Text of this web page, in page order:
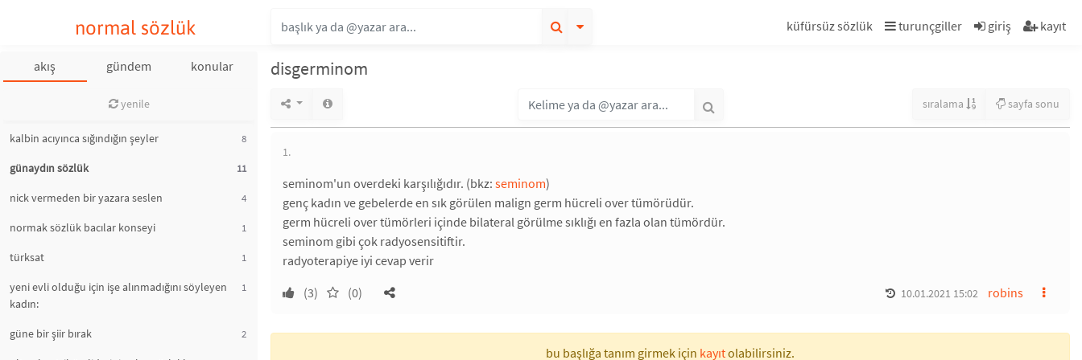
normal sözlük küfürsüz sözlük turunçgiller giriş kayıt
akış gündem konular
yenile
kalbin acıyınca sığındığın şeyler 8
günaydın sözlük 11
nick vermeden bir yazara seslen 4
normak sözlük bacılar konseyi 1
türksat 1
yeni evli olduğu için işe alınmadığını söyleyen
kadın:
1
güne bir şiir bırak 2
disgerminom
sıralama sayfa sonu
1.
seminom'un overdeki karşılığıdır. (bkz: seminom)
genç kadın ve gebelerde en sık görülen malign germ hücreli over tümörüdür.
germ hücreli over tümörleri içinde bilateral görülme sıklığı en fazla olan tümördür.
seminom gibi çok radyosensitiftir.
radyoterapiye iyi cevap verir
(3)
(0) robins
10.01.2021 15:02
bu başlığa tanım girmek için kayıtolabilirsiniz.